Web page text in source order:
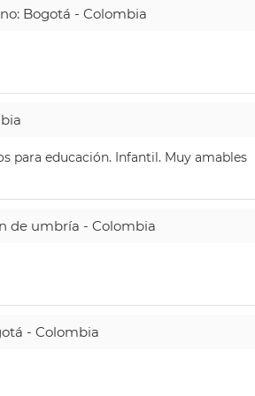
Bogotá - Colombia
para educación. Infantil. Muy amables
de umbría - Colombia
- Colombia